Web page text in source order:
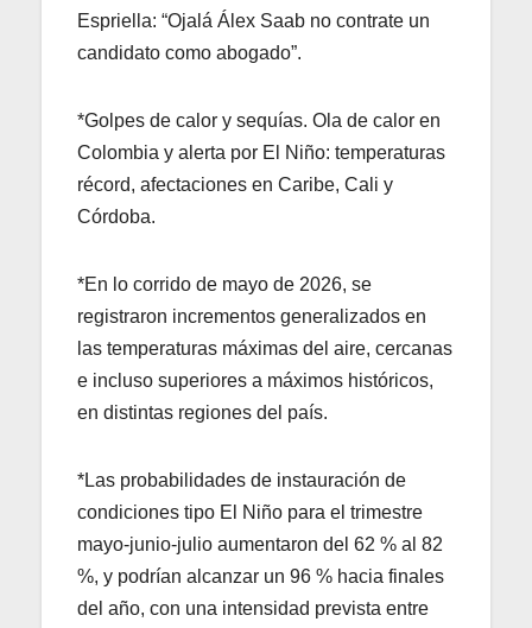
Espriella: “Ojalá Álex Saab no contrate un
candidato como abogado”.
*Golpes de calor y sequías. Ola de calor en
Colombia y alerta por El Niño: temperaturas
récord, afectaciones en Caribe, Cali y
Córdoba.
*En lo corrido de mayo de 2026, se
registraron incrementos generalizados en
las temperaturas máximas del aire, cercanas
e incluso superiores a máximos históricos,
en distintas regiones del país.
*Las probabilidades de instauración de
condiciones tipo El Niño para el trimestre
mayo-junio-julio aumentaron del 62 % al 82
%, y podrían alcanzar un 96 % hacia finales
del año, con una intensidad prevista entre